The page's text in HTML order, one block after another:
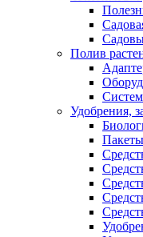
Полив
Удобрения,